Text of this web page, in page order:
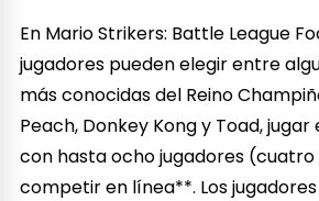
En Mario Strikers: Battle League
jugadores pueden elegir entre
más conocidas del Reino
Peach, Donkey Kong y Toad,
con hasta ocho jugadores
competir en línea**. Los